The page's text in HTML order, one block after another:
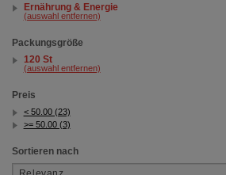
Ernährung & Energie
(auswahl entfernen)
Packungsgröße
120 St
(auswahl entfernen)
Preis
< 50.00 (23)
>= 50.00 (3)
Sortieren nach